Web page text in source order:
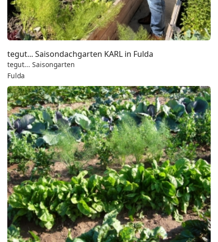
tegut... Saisondachgarten KARL in Fulda
tegut... Saisongarten
Fulda